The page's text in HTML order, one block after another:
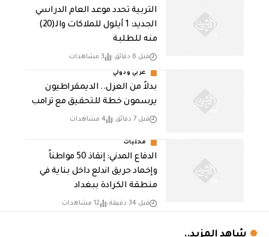
التربية تحدد موعد العام الدراسي
الجديد: 1 أيلول للملاكات والـ(20)
منه للطلبة
قبل 6 دقائق 3 مشاهدات
عربي ودولي
بدلاً من العزل.. الديمقراطيون
يرسمون خطة للتحقيق مع ترامب
قبل 7 دقائق 4 مشاهدات
محليات
الدفاع المدني: إنقاذ 50 مواطناً
وإخماد حريق اندلع داخل بناية في
منطقة الكرادة ببغداد
قبل 34 دقيقة 12 مشاهدات
شاهد المزيد..